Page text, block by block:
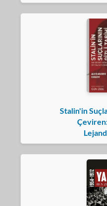
Stalin'in